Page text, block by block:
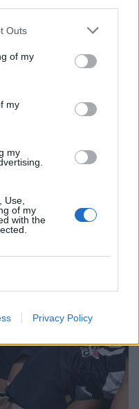
Outs
of my
my
my
Use,
of my
with the
Privacy Policy
nei campionati nazionali
dalla stagione